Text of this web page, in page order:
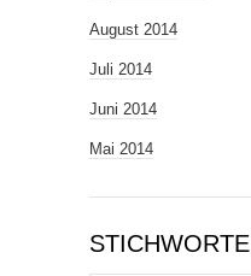
August 2014
Juli 2014
Juni 2014
Mai 2014
STICHWORTE